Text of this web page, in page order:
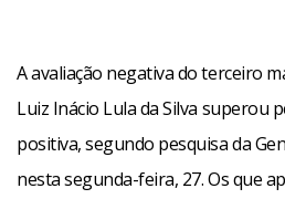
A avaliação negativa do terceiro
Luiz Inácio Lula da Silva superou
positiva, segundo pesquisa da
nesta segunda-feira, 27. Os que